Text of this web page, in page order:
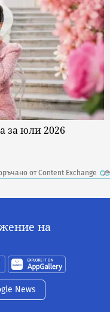
за юли 2026
от Content Exchange
на
News